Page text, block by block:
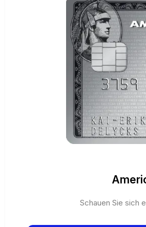
Schauen Sie sich